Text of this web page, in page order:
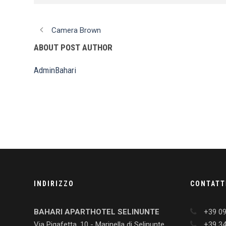
Camera Brown
ABOUT POST AUTHOR
AdminBahari
INDIRIZZO
BAHARI APARTHOTEL SELINUNTE
CONTATTI
+39